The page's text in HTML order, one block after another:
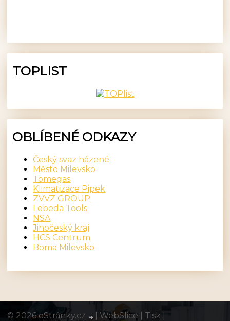
TOPLIST
OBLÍBENÉ ODKAZY
Český svaz házené
Město Milevsko
Tomegas
Klimatizace Pipek
ZVVZ GROUP
Lebeda Tools
NSA
Jihočeský kraj
HCS Centrum
Boma Milevsko
© 2026 eStránky.cz WebSlice Tisk